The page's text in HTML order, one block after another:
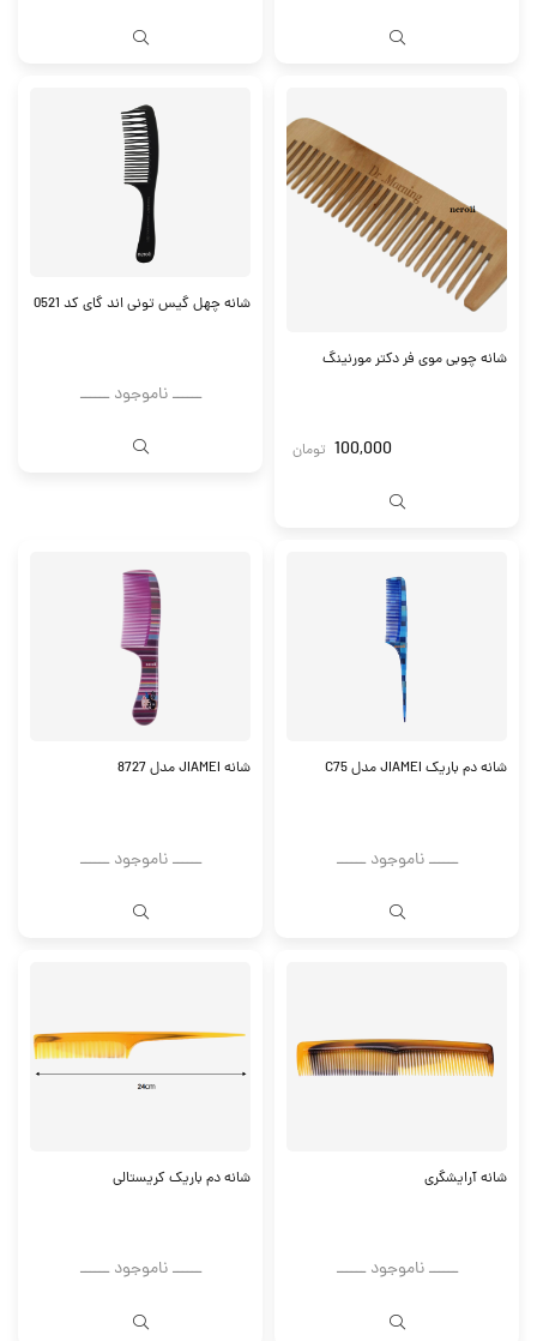
شانه چوبی موی فر دکتر مورنینگ
100,000 تومان
شانه چهل گیس تونی اند گای کد 0521
ــــــ ناموجود ــــــ
شانه دم باریک JIAMEI مدل C75
ــــــ ناموجود ــــــ
شانه JIAMEI مدل 8727
ــــــ ناموجود ــــــ
شانه آرایشگری
ــــــ ناموجود ــــــ
شانه دم باریک کریستالی
ــــــ ناموجود ــــــ